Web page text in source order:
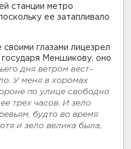
станции метро
поскольку ее затапливало
глазами лицезрел
государя Меншикову, оно
дня ветром вест-
У меня в хоромах
по улице свободно
трех часов. И зело
будто во время
и зело велика была,